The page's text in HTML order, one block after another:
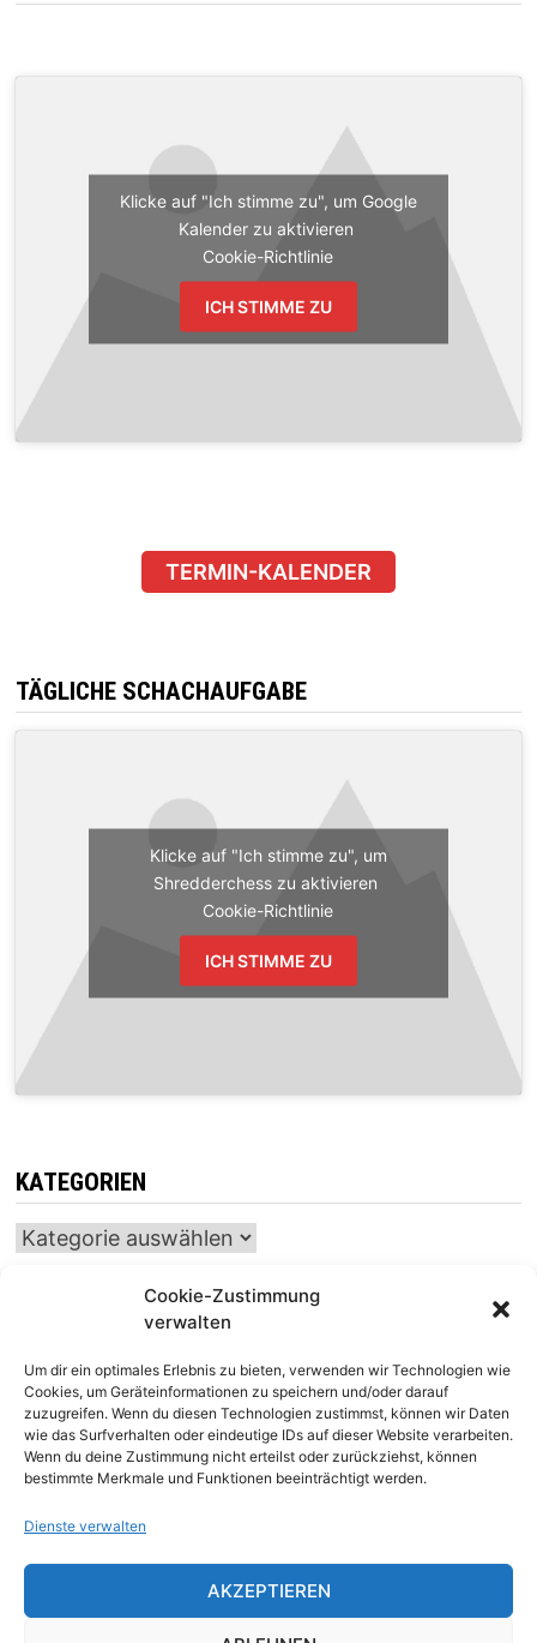
Cookie-Zustimmung
verwalten
Um dir ein optimales Erlebnis zu bieten, verwenden wir Technologien wie
Cookies, um Geräteinformationen zu speichern und/oder darauf
zuzugreifen. Wenn du diesen Technologien zustimmst, können wir Daten
wie das Surfverhalten oder eindeutige IDs auf dieser Website verarbeiten.
Wenn du deine Zustimmung nicht erteilst oder zurückziehst, können
bestimmte Merkmale und Funktionen beeinträchtigt werden.
Dienste verwalten
AKZEPTIEREN
Klicke auf "Ich stimme zu", um Google
Kalender zu aktivieren
Cookie-Richtlinie
ICH STIMME ZU
TERMIN-KALENDER
TÄGLICHE SCHACHAUFGABE
Klicke auf "Ich stimme zu", um
Shredderchess zu aktivieren
Cookie-Richtlinie
ICH STIMME ZU
KATEGORIEN
Kategorien
SCHACHTICKER
Impressum